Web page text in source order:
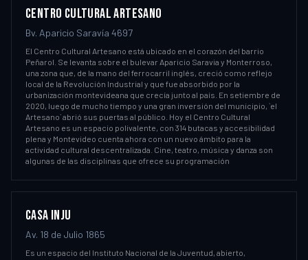
CENTRO CULTURAL ARTESANO
Bv. Aparicio Saravía 4697
El Centro Cultural Artesano está ubicado en el corazón del barrio
Peñarol. Se levanta sobre el bulevar Aparicio Saravia y Monterroso,
una zona que, de la mano del ferrocarril inglés, creció como reflejo
local de la Revolución Industrial y que fue absorbido por la
urbanización montevideana que crecía junto al país. En setiembre de
2020, luego de mucho tiempo y una gran inversión del municipio, `el
Artesano` abrió sus puertas al público. Hoy el Centro Cultural
Artesano es un espacio polivalente, con 314 butacas y accesibilidad
plena y Montevideo cuenta ahora con un nuevo ámbito para la
actividad cultural descentralizada. Cine, teatro, música y danza son
algunas de las disciplinas que ofrece su programación
CASA INJU
Av. 18 de Julio 1865
Es un espacio del Instituto Nacional de la Juventud, abierto,